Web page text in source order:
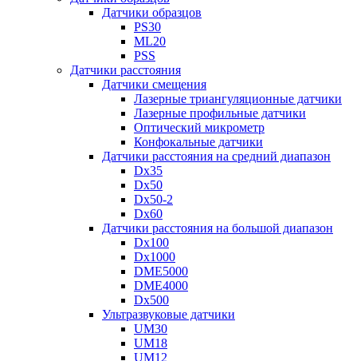
Датчики образцов
PS30
ML20
PSS
Датчики расстояния
Датчики смещения
Лазерные триангуляционные датчики
Лазерные профильные датчики
Оптический микрометр
Конфокальные датчики
Датчики расстояния на средний диапазон
Dx35
Dx50
Dx50-2
Dx60
Датчики расстояния на большой диапазон
Dx100
Dx1000
DME5000
DME4000
Dx500
Ультразвуковые датчики
UM30
UM18
UM12